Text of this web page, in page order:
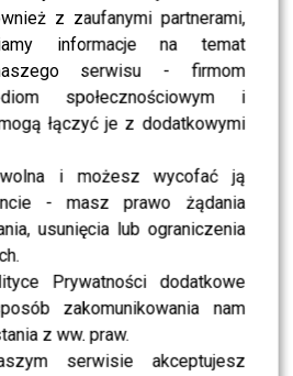
z zaufanymi partnerami,
informacje na temat
serwisu - firmom
społecznościowym i
łączyć je z dodatkowymi
i możesz wycofać ją
- masz prawo żądania
usunięcia lub ograniczenia
Prywatności dodatkowe
zakomunikowania nam
z ww. praw.
serwisie akceptujesz
Katarzyna Vu Manh. Brak
nie uszedł uwadze fanów, którzy
o powód jego nieobecności.
Dursi przeżyła koszmarną noc.
jej sen z powiek
tłumaczy się z
na urodzinach!
Stefanozabrał głos na
dlaczego nie przybył do studia
jubileusz programu w Polsce: